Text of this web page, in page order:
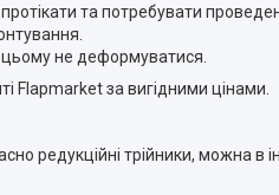
та потребувати
цьому не деформуватися.
Flapmarket за вигідними цінами.
редукційні трійники, можна в